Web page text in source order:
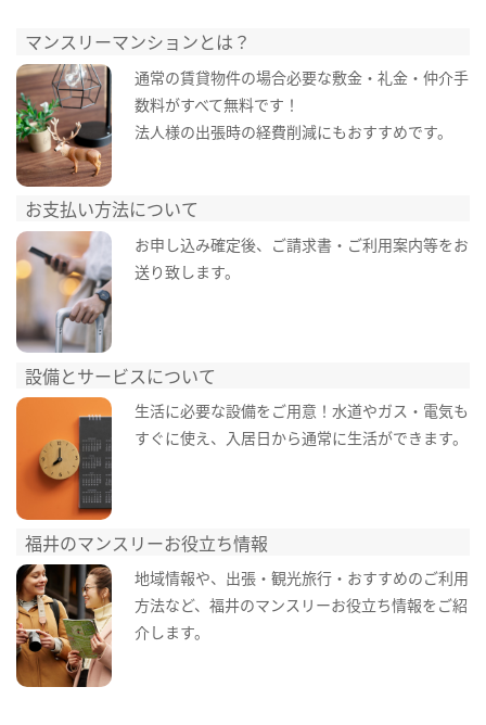
マンスリーマンションとは？
通常の賃貸物件の場合必要な敷金・礼金・仲介手
数料がすべて無料です！
法人様の出張時の経費削減にもおすすめです。
お支払い方法について
お申し込み確定後、ご請求書・ご利用案内等をお
送り致します。
設備とサービスについて
生活に必要な設備をご用意！水道やガス・電気も
すぐに使え、入居日から通常に生活ができます。
福井のマンスリーお役立ち情報
地域情報や、出張・観光旅行・おすすめのご利用
方法など、福井のマンスリーお役立ち情報をご紹
介します。